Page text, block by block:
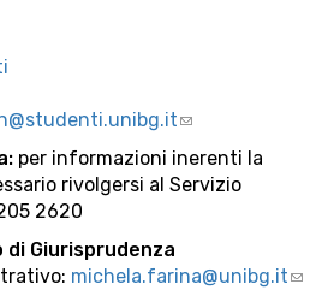
(link
e-
mail)
per informazioni inerenti la
rivolgersi al Servizio
2620
Giurisprudenza
michela.farina@unibg.it